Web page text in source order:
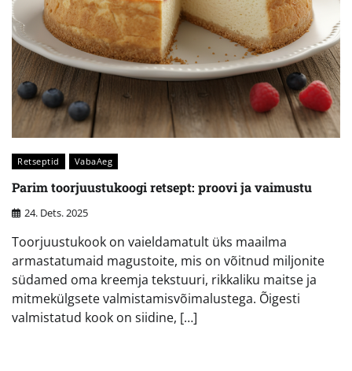
Retseptid VabaAeg
Parim toorjuustukoogi retsept: proovi ja vaimustu
24. Dets. 2025
Toorjuustukook on vaieldamatult üks maailma
armastatumaid magustoite, mis on võitnud miljonite
südamed oma kreemja tekstuuri, rikkaliku maitse ja
mitmekülgsete valmistamisvõimalustega. Õigesti
valmistatud kook on siidine, […]